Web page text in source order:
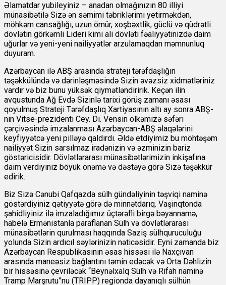
Əlamətdar yubileyiniz – anadan olmağınızın 80 illiyi
münasibətilə Sizə ən səmimi təbriklərimi yetirməkdən,
möhkəm cansağlığı, uzun ömür, xoşbəxtlik, güclü və qüdrətli
dövlətin görkəmli Lideri kimi ali dövləti fəaliyyətinizdə daim
uğurlar və yeni-yeni nailiyyətlər arzulamaqdan məmnunluq
duyuram.
Azərbaycan ilə ABŞ arasında strateji tərəfdaşlığın
təşəkkülündə və dərinləşməsində Sizin əvəzsiz xidmətləriniz
vardır və biz bunu yüksək qiymətləndiririk. Keçən ilin
avqustunda Ağ Evdə Sizinlə tarixi görüş zamanı əsası
qoyulmuş Strateji Tərəfdaşlıq Xartiyasının altı ay sonra ABŞ-
nin Vitse-prezidenti Cey. Di. Vensin ölkəmizə səfəri
çərçivəsində imzalanması Azərbaycan-ABŞ əlaqələrini
keyfiyyətcə yeni pilləyə qaldırdı. Əldə etdiyimiz bu möhtəşəm
nailiyyət Sizin sarsılmaz iradənizin və əzminizin bariz
göstəricisidir. Dövlətlərarası münasibətlərimizin inkişafına
daim verdiyiniz böyük önəmə və dəstəyə görə Sizə təşəkkür
edirik.
Biz Sizə Cənubi Qafqazda sülh gündəliyinin təşviqi naminə
göstərdiyiniz qətiyyətə görə də minnətdarıq. Vaşinqtonda
şahidliyiniz ilə imzaladığımız üçtərəfli birgə bəyannamə,
habelə Ermənistanla paraflanan Sülh və dövlətlərarası
münasibətlərin qurulması haqqında Saziş sülhquruculuğu
yolunda Sizin ardıcıl səylərinizin nəticəsidir. Eyni zamanda biz
Azərbaycan Respublikasının əsas hissəsi ilə Naxçıvan
arasında maneəsiz bağlantını təmin edəcək və Orta Dəhlizin
bir hissəsinə çevriləcək “Beynəlxalq Sülh və Rifah naminə
Tramp Marşrutu”nu (TRIPP) regionda dayanıqlı sülhün